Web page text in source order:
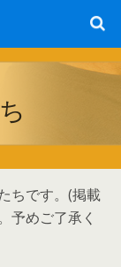
ちです。(掲載
予めご了承く